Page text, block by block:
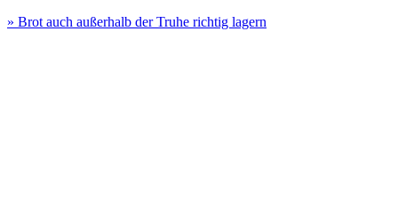
» Brot auch außerhalb der Truhe richtig lagern